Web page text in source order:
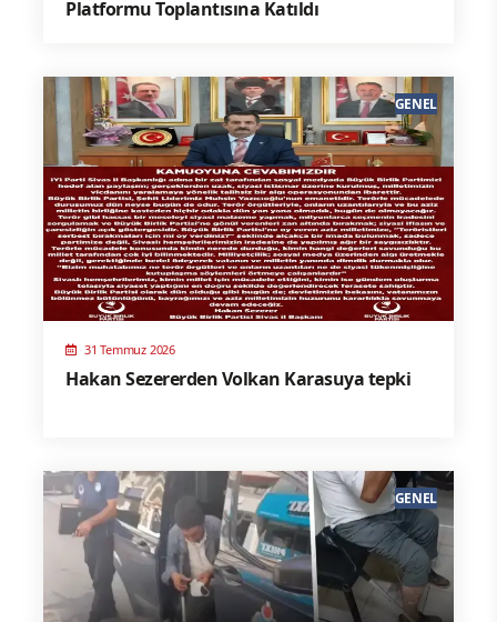
Platformu Toplantısına Katıldı
31 Temmuz 2026
Hakan Sezererden Volkan Karasuya tepki
GENEL
GENEL